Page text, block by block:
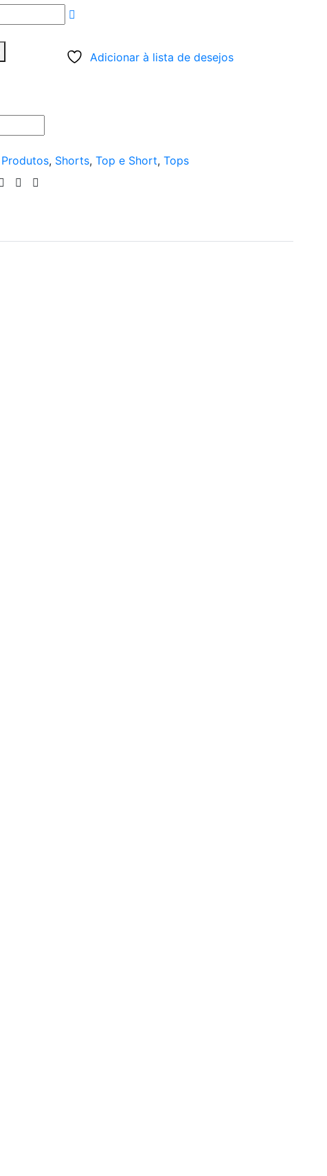
Adicionar à lista de desejos
Produtos, Shorts, Top e Short, Tops